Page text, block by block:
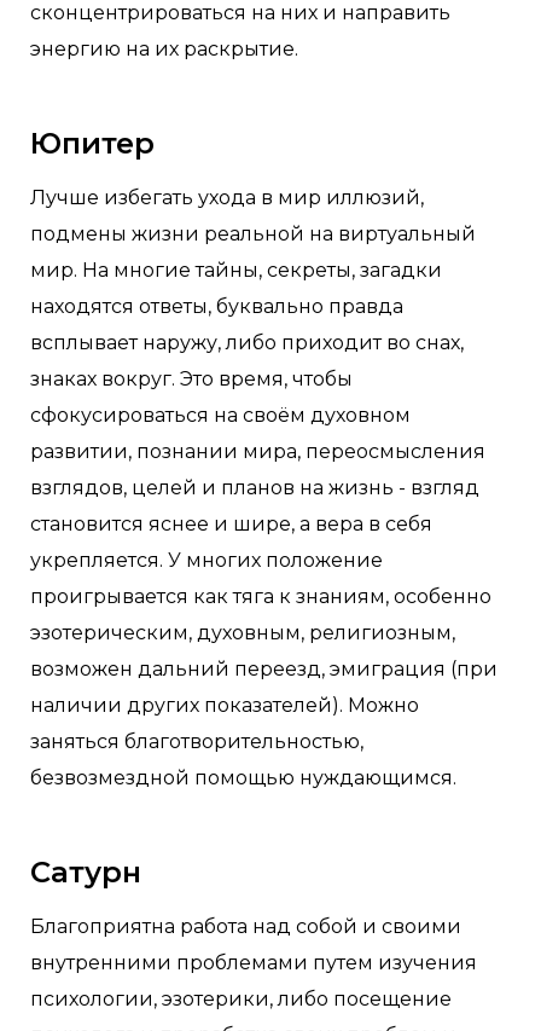
сконцентрироваться на них и направить
энергию на их раскрытие.
Юпитер
Лучше избегать ухода в мир иллюзий,
подмены жизни реальной на виртуальный
мир. На многие тайны, секреты, загадки
находятся ответы, буквально правда
всплывает наружу, либо приходит во снах,
знаках вокруг. Это время, чтобы
сфокусироваться на своём духовном
развитии, познании мира, переосмысления
взглядов, целей и планов на жизнь - взгляд
становится яснее и шире, а вера в себя
укрепляется. У многих положение
проигрывается как тяга к знаниям, особенно
эзотерическим, духовным, религиозным,
возможен дальний переезд, эмиграция (при
наличии других показателей). Можно
заняться благотворительностью,
безвозмездной помощью нуждающимся.
Сатурн
Благоприятна работа над собой и своими
внутренними проблемами путем изучения
психологии, эзотерики, либо посещение